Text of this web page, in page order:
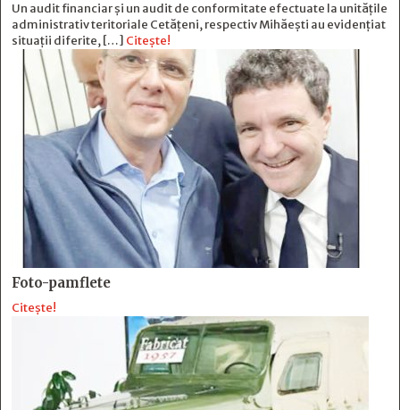
Un audit financiar și un audit de conformitate efectuate la unitățile
administrativ teritoriale Cetățeni, respectiv Mihăești au evidențiat
situații diferite, […] Citește!
Foto-pamflete
Citește!